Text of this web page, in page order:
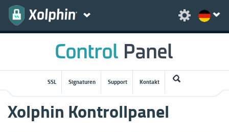
SSL Signaturen Support Kontakt
Xolphin Kontrollpanel